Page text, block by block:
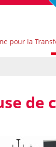
pour la
de